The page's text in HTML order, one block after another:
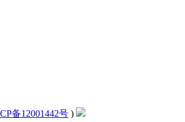
备12001442号 )